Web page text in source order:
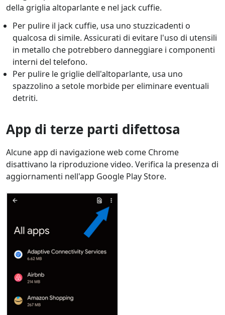
della griglia altoparlante e nel jack cuffie.
Per pulire il jack cuffie, usa uno stuzzicadenti o
qualcosa di simile. Assicurati di evitare l'uso di utensili
in metallo che potrebbero danneggiare i componenti
interni del telefono.
Per pulire le griglie dell'altoparlante, usa uno
spazzolino a setole morbide per eliminare eventuali
detriti.
App di terze parti difettosa
Alcune app di navigazione web come Chrome
disattivano la riproduzione video. Verifica la presenza di
aggiornamenti nell'app Google Play Store.